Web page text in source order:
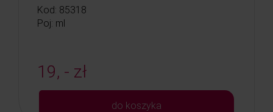
Kod: 85318
Poj: ml
19, - zł
do koszyka